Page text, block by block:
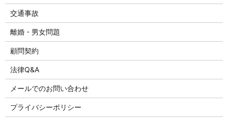
交通事故
離婚・男女問題
顧問契約
法律Q&A
メールでのお問い合わせ
プライバシーポリシー